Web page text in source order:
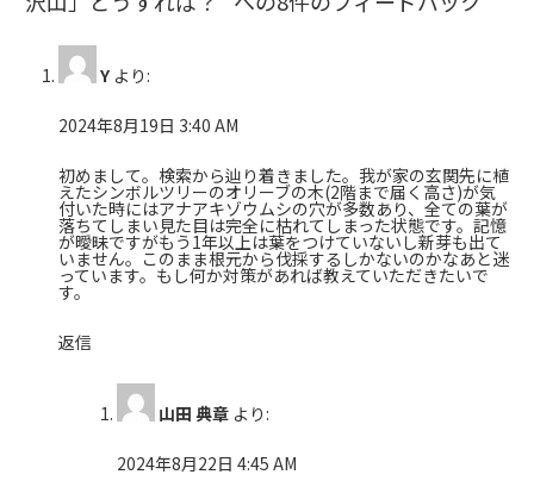
e
b
o
o
k
er
Y より:
2024年8月19日 3:40 AM
初めまして。検索から辿り着きました。我が家の玄関先に植
えたシンボルツリーのオリーブの木(2階まで届く高さ)が気
付いた時にはアナアキゾウムシの穴が多数あり、全ての葉が
落ちてしまい見た目は完全に枯れてしまった状態です。記憶
が曖昧ですがもう1年以上は葉をつけていないし新芽も出て
いません。このまま根元から伐採するしかないのかなあと迷
っています。もし何か対策があれば教えていただきたいで
す。
返信
山田 典章 より:
2024年8月22日 4:45 AM